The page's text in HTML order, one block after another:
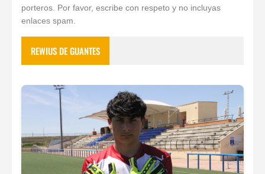
porteros. Por favor, escribe con respeto y no incluyas
enlaces spam.
REWIUS DE GUANTES